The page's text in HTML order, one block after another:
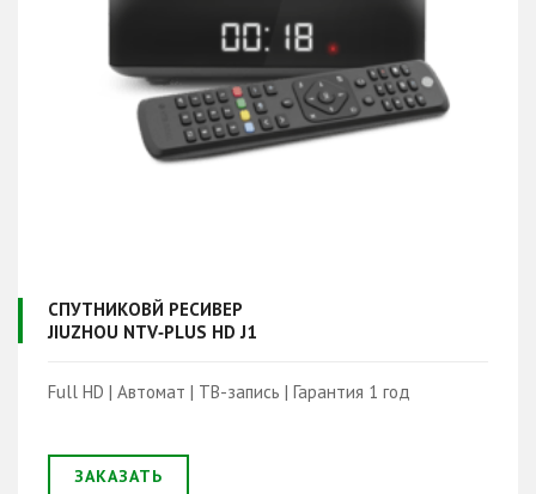
СПУТНИКОВЙ РЕСИВЕР
JIUZHOU NTV‑PLUS HD J1
Full HD | Автомат | ТВ-запись | Гарантия 1 год
ЗАКАЗАТЬ